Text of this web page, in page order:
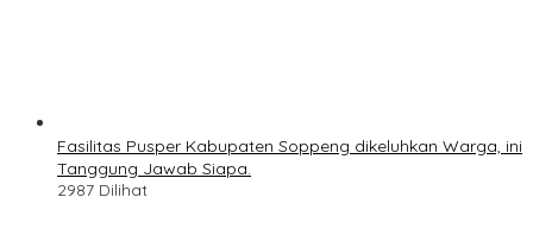
Fasilitas Pusper Kabupaten Soppeng dikeluhkan Warga, ini
Tanggung Jawab Siapa.
2987 Dilihat